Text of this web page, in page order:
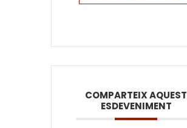
COMPARTEIX AQUEST
ESDEVENIMENT